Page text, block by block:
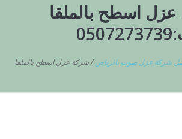
اسطح بالملقا
شركة عزل صوت بالرياض /شركة عزل اسطح بالملقا